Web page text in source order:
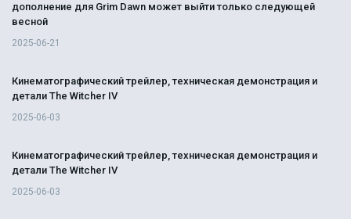
дополнение для Grim Dawn может выйти только следующей
весной
2025-06-21
Кинематографический трейлер, техническая демонстрация и
детали The Witcher IV
2025-06-03
Кинематографический трейлер, техническая демонстрация и
детали The Witcher IV
2025-06-03